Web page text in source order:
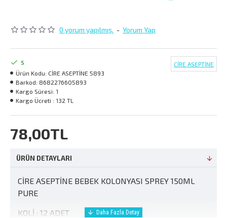
0 yorum yapılmış. - Yorum Yap
78,00TL
5
Ürün Kodu: CİRE ASEPTİNE 5893
Barkod: 8682276605893
Kargo Süresi: 1
Kargo Ücreti : 132 TL
CİRE ASEPTİNE
ÜRÜN DETAYLARI
CİRE ASEPTİNE BEBEK KOLONYASI SPREY 150ML
PURE
KOLİ : 12 ADET